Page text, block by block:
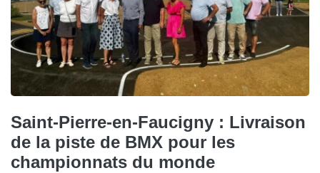
Saint-Pierre-en-Faucigny : Livraison
de la piste de BMX pour les
championnats du monde